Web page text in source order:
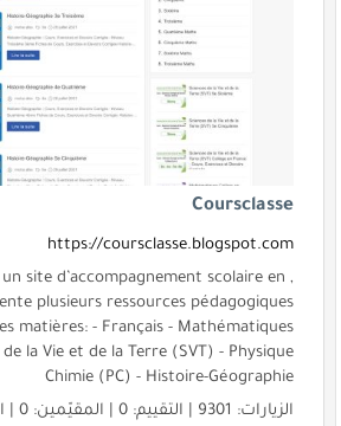
Coursclasse
https://coursclasse.blogspot.com
un site d’accompagnement scolaire en
plusieurs ressources pédagogiques
matières: - Français - Mathématiques
de la Vie et de la Terre (SVT) - Physique
Chimie (PC) - Histoire-Géographie
الزيارات: 9301 | التقييم: 0 | المقيّمين: 0 | الدولة: